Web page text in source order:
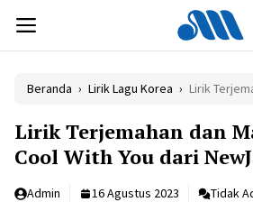
isi
MENU
Beranda › Lirik Lagu Korea › Lirik Terjemahan dan
Lirik Terjemahan dan
Cool With You dari
Admin 16 Agustus 2023 Tidak